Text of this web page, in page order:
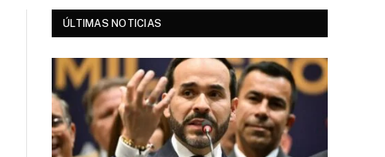
ÚLTIMAS NOTICIAS